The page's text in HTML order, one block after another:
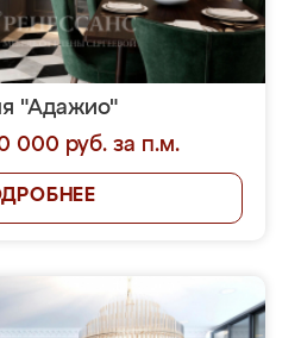
"Адажио"
000 руб. за п.м.